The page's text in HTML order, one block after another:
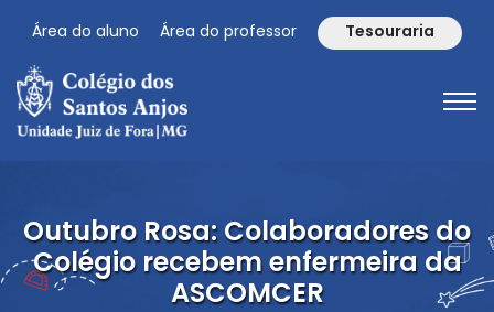
Área do aluno Área do professor Tesouraria
Outubro Rosa: Colaboradores do
Colégio recebem enfermeira da
ASCOMCER